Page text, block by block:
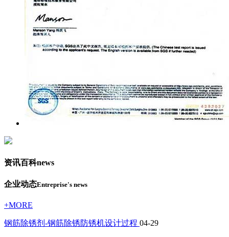
资讯百科news
企业动态Entreprise's news
+MORE
钢筋除锈剂-钢筋除锈防锈机设计过程 04-29